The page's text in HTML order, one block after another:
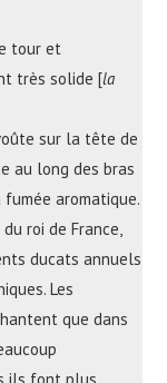
tour et
très solide [la
sur la tête de
au long des bras
aromatique.
roi de France,
ducats annuels
Les
que dans